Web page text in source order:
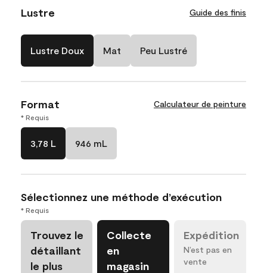
Lustre Guide des finis
Lustre Doux Mat Peu Lustré
Format Calculateur de peinture
* Requis
3,78 L 946 mL
Sélectionnez une méthode d’exécution
* Requis
Trouvez le
détaillant
le plus
Collecte
en
magasin
Expédition
N’est pas en
vente